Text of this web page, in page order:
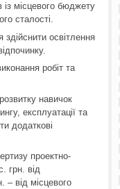
із місцевого бюджету
сталості.
освітлення
робіт та
навичок
експлуатації та
додаткові
проектно-
грн. від
– від місцевого